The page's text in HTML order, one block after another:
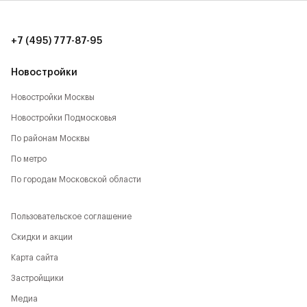
- Парк Будущего,
- Национальный парк,
- Лосиный остров,
- Главный Ботанический сад,
- ВДНХ,
- Парк Останкино,
- Парк Свиблово,
Новостройки
Новостройки Москвы
Новостройки Подмосковья
По районам Москвы
По метро
По городам Московской области
+7 (495) 777-87-95
Пользовательское соглашение
Скидки и акции
Карта сайта
Застройщики
Медиа